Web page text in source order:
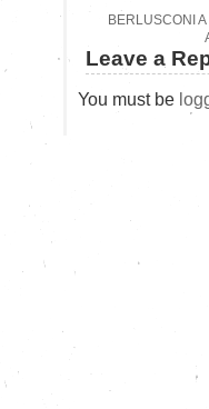
BERLUSCONI
Leave a
You must be